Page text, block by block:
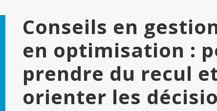
Conseils en
en optimisation :
prendre du recul
orienter les